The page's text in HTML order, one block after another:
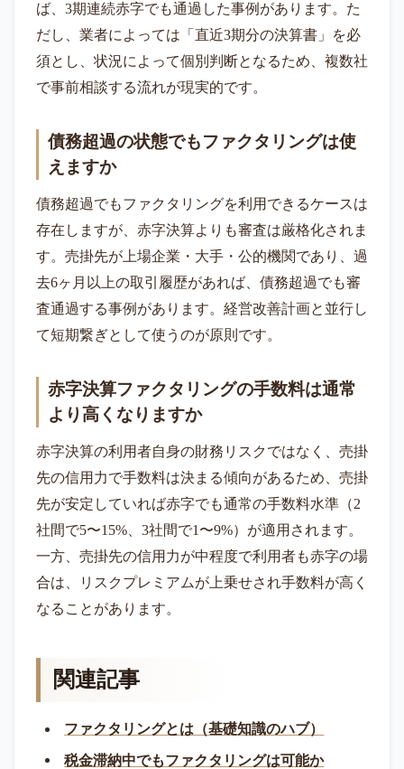
ば、3期連続赤字でも通過した事例があります。た
だし、業者によっては「直近3期分の決算書」を必
須とし、状況によって個別判断となるため、複数社
で事前相談する流れが現実的です。
債務超過の状態でもファクタリングは使
えますか
債務超過でもファクタリングを利用できるケースは
存在しますが、赤字決算よりも審査は厳格化されま
す。売掛先が上場企業・大手・公的機関であり、過
去6ヶ月以上の取引履歴があれば、債務超過でも審
査通過する事例があります。経営改善計画と並行し
て短期繋ぎとして使うのが原則です。
赤字決算ファクタリングの手数料は通常
より高くなりますか
赤字決算の利用者自身の財務リスクではなく、売掛
先の信用力で手数料は決まる傾向があるため、売掛
先が安定していれば赤字でも通常の手数料水準（2
社間で5〜15%、3社間で1〜9%）が適用されます。
一方、売掛先の信用力が中程度で利用者も赤字の場
合は、リスクプレミアムが上乗せされ手数料が高く
なることがあります。
関連記事
ファクタリングとは（基礎知識のハブ）
税金滞納中でもファクタリングは可能か